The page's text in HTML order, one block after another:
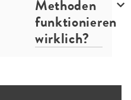
Methoden
funktionieren
wirklich?